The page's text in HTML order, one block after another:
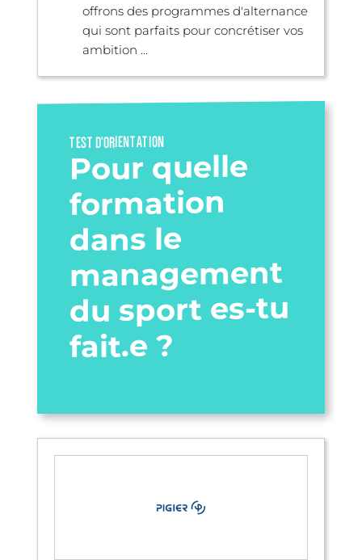
offrons des programmes d'alternance
qui sont parfaits pour concrétiser vos
ambition ...
TEST D’ORIENTATION
Pour quelle
formation
dans le
management
du sport es-tu
fait.e ?